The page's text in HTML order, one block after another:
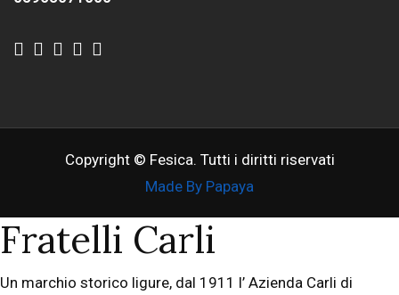
Copyright © Fesica. Tutti i diritti riservati
Made By Papaya
Fratelli Carli
Un marchio storico ligure, dal 1911 l’ Azienda Carli di